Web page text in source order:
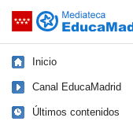
Saltar navegación
Inicio
Canal EducaMadrid
Últimos contenidos